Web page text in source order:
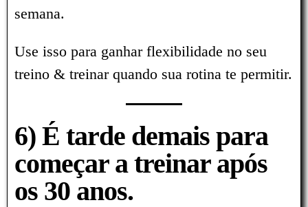
semana.
Use isso para ganhar flexibilidade no seu
treino & treinar quando sua rotina te permitir.
6) É tarde demais para
começar a treinar após
os 30 anos.